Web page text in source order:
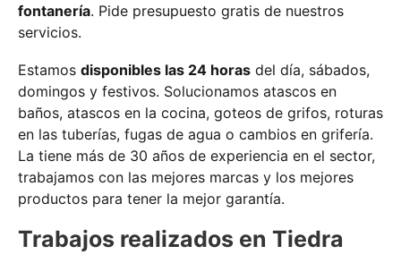
fontanería. Pide presupuesto gratis de nuestros
servicios.
Estamos disponibles las 24 horas del día, sábados,
domingos y festivos. Solucionamos atascos en
baños, atascos en la cocina, goteos de grifos, roturas
en las tuberías, fugas de agua o cambios en grifería.
La tiene más de 30 años de experiencia en el sector,
trabajamos con las mejores marcas y los mejores
productos para tener la mejor garantía.
Trabajos realizados en Tiedra